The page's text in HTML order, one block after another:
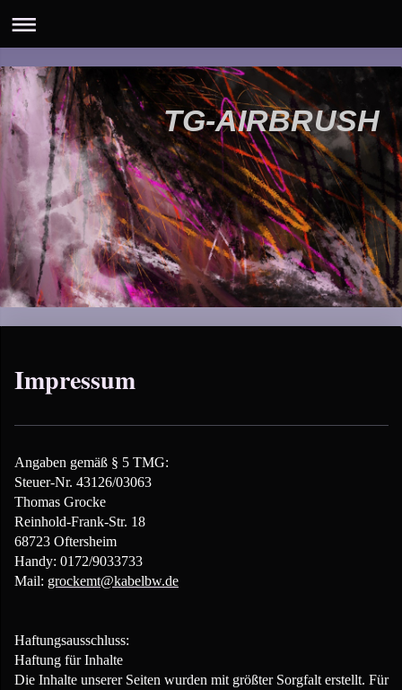
TG-AIRBRUSH
Impressum
Angaben gemäß § 5 TMG:
Steuer-Nr. 43126/03063
Thomas Grocke
Reinh old-Frank-Str. 18
68723 Oftersheim
Handy: 0172/9033733
Mail: grockemt@kabelbw.de
Haftungsausschluss:
Haftung für Inhalte
Die Inhalte unserer Seiten wurden mit größter Sorgfalt erstellt. Für